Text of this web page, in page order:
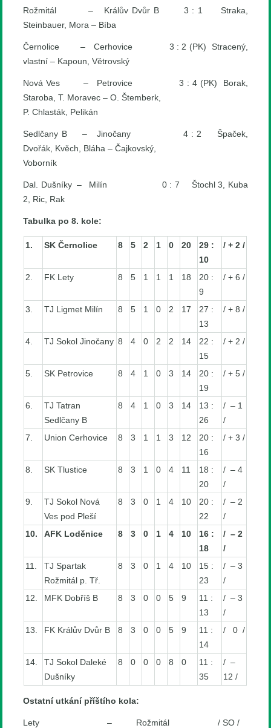
Rožmitál – Králův Dvůr B 3 : 1 Straka,
Steinbauer, Mora – Bíba
Černolice – Cerhovice 3 : 2 (PK) Stracený,
vlastní – Kapoun, Větrovský
Nová Ves – Petrovice 3 : 4 (PK) Borak,
Staroba, T. Moravec – O. Štemberk,
P. Chlasták, Pelikán
Sedlčany B – Jinočany 4 : 2 Špaček,
Dvořák, Kvěch, Bláha – Čajkovský,
Voborník
Dal. Dušníky – Milín 0 : 7 Štochl 3, Kuba
2, Ric, Rak
Tabulka po 8. kole:
1. SK Černolice 8 5 2 1 0 20
29 :
10
/ + 2 /
2. FK Lety 8 5 1 1 1 18
20 :
9
/ + 6 /
3. TJ Ligmet Milín 8 5 1 0 2 17
27 :
13
/ + 8 /
4. TJ Sokol Jinočany 8 4 0 2 2 14
22 :
15
/ + 2 /
5. SK Petrovice 8 4 1 0 3 14
20 :
19
/ + 5 /
6.
TJ Tatran
Sedlčany B
8 4 1 0 3 14
13 :
26
/ – 1
/
7.
Union Cerhovice 8 3 1 1 3 12
20 :
16
/ + 3 /
8. SK Tlustice 8 3 1 0 4 11
18 :
20
/ – 4
/
9.
TJ Sokol Nová
Ves pod Pleší
8 3 0 1 4 10
20 :
22
/ – 2
/
10.
AFK Loděnice 8 3 0 1 4 10
16 :
18
/ – 2
/
11.
TJ Spartak
Rožmitál p. Tř.
8 3 0 1 4 10
15 :
23
/ – 3
/
12.
MFK Dobříš B 8 3 0 0 5 9
11 :
13
/ – 3
/
13.
FK Králův Dvůr B 8 3 0 0 5 9
11 :
14
/ 0 /
14.
TJ Sokol Daleké
Dušníky
8 0 0 0 8 0
11 :
35
/ –
12 /
Ostatní utkání příštího kola:
Lety – Rožmitál / SO /